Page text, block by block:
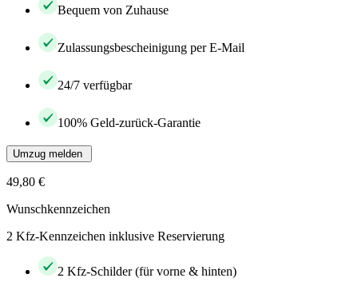
Bequem von Zuhause
Zulassungsbescheinigung per E-Mail
24/7 verfügbar
100% Geld-zurück-Garantie
Umzug melden
49,80 €
Wunschkennzeichen
2 Kfz-Kennzeichen inklusive Reservierung
2 Kfz-Schilder (für vorne & hinten)